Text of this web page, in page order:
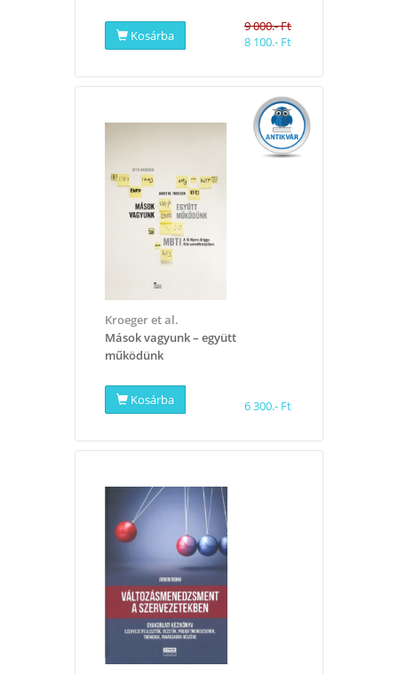
Kosárba
9 000.- Ft
8 100.- Ft
Kroeger et al.
Mások vagyunk – együtt
működünk
Kosárba 6 300.- Ft